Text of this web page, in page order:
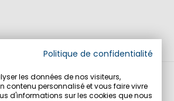
Politique de confidentialité
les données de nos visiteurs,
contenu personnalisé et vous faire vivre
d'informations sur les cookies que nous